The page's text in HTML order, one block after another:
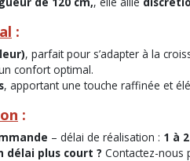
:
, parfait pour s’adapter à la
confort optimal.
, apportant une touche raffinée et
:
– délai de réalisation : 1 à
délai plus court ? Contactez-nous